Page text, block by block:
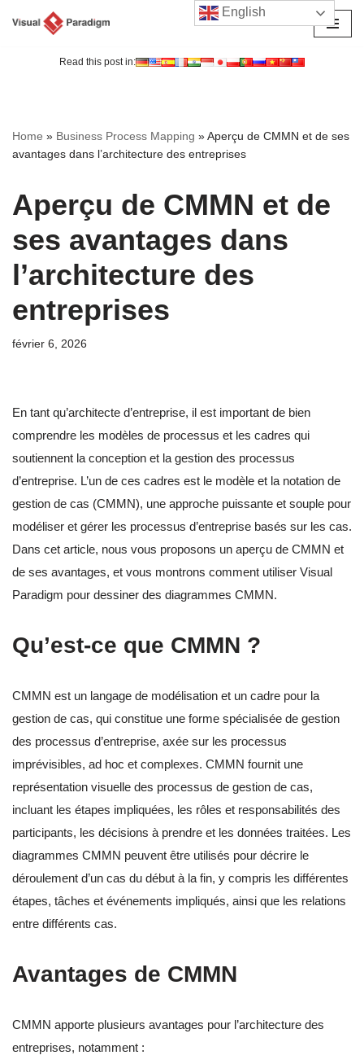
Read this post in:
Home » Business Process Mapping »Aperçu de CMMN et de ses
avantages dans l’architecture des entreprises
Aperçu de CMMN et de
ses avantages dans
l’architecture des
entreprises
février 6, 2026
En tant qu’architecte d’entreprise, il est important de bien
comprendre les modèles de processus et les cadres qui
soutiennent la conception et la gestion des processus
d’entreprise. L’un de ces cadres est le modèle et la notation de
gestion de cas (CMMN), une approche puissante et souple pour
modéliser et gérer les processus d’entreprise basés sur les cas.
Dans cet article, nous vous proposons un aperçu de CMMN et
de ses avantages, et vous montrons comment utiliser Visual
Paradigm pour dessiner des diagrammes CMMN.
Qu’est-ce que CMMN ?
CMMN est un langage de modélisation et un cadre pour la
gestion de cas, qui constitue une forme spécialisée de gestion
des processus d’entreprise, axée sur les processus
imprévisibles, ad hoc et complexes. CMMN fournit une
représentation visuelle des processus de gestion de cas,
incluant les étapes impliquées, les rôles et responsabilités des
participants, les décisions à prendre et les données traitées. Les
diagrammes CMMN peuvent être utilisés pour décrire le
déroulement d’un cas du début à la fin, y compris les différentes
étapes, tâches et événements impliqués, ainsi que les relations
entre différents cas.
Avantages de CMMN
CMMN apporte plusieurs avantages pour l’architecture des
entreprises, notamment :
English